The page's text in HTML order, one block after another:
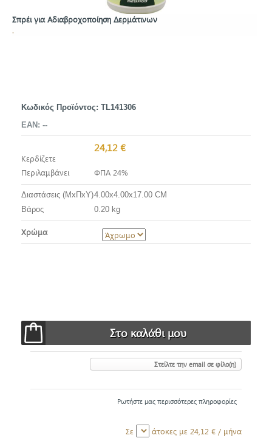
Σπρέι για Αδιαβροχοποίηση Δερμάτινων
.
Κωδικός Προϊόντος: TL141306
EAN: --
24,12 €
Κερδίζετε
Περιλαμβάνει
ΦΠΑ 24%
Διαστάσεις (ΜxΠxΥ)4.00x4.00x17.00 CM
Βάρος
0.20 kg
Χρώμα
Στείλτε την email σε φίλο(η)
Ρωτήστε μας περισσότερες πληροφορίες
Σε άτοκες με 24,12 € / μήνα